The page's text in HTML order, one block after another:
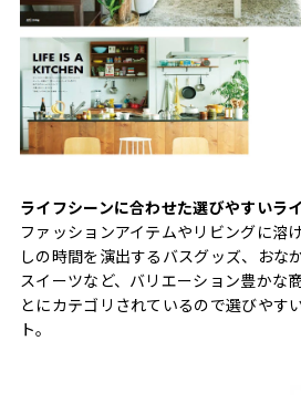
ライフシーンに合わせた選びやすいラ
ファッションアイテムやリビングに溶
しの時間を演出するバスグッズ、おな
スイーツなど、バリエーション豊かな
とにカテゴリされているので選びやす
ト。